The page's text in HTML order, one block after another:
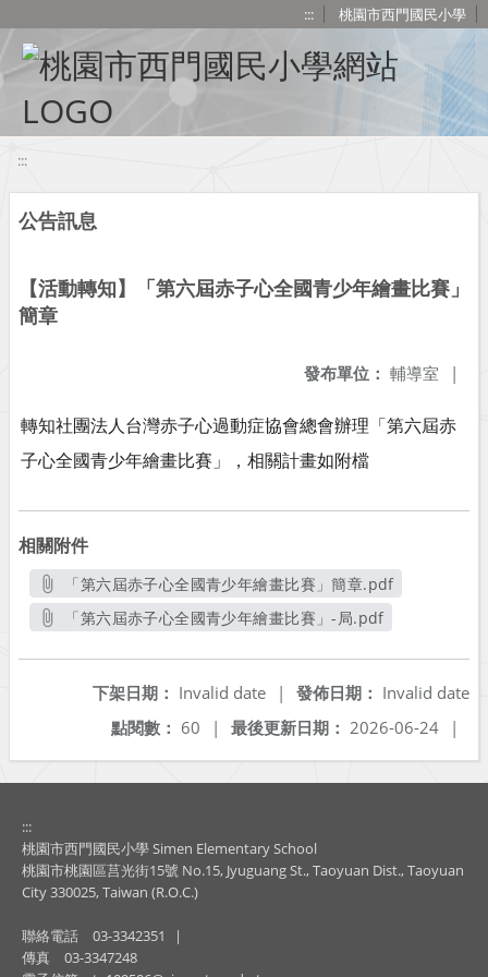
::: 桃園市西門國民小學
:::
公告訊息
【活動轉知】「第六屆赤子心全國青少年繪畫比賽」
簡章
發布單位： 輔導室 |
轉知社團法人台灣赤子心過動症協會總會辦理「第六屆赤
子心全國青少年繪畫比賽」，相關計畫如附檔
相關附件
「第六屆赤子心全國青少年繪畫比賽」簡章.pdf
另開新視窗
「第六屆赤子心全國青少年繪畫比賽」-局.pdf
發佈日期： Invalid date
下架日期： Invalid date
|
最後更新日期： 2026-06-24 |
點閱數： 60 |
:::
桃園市西門國民小學 Simen Elementary School
桃園市桃園區莒光街15號 No.15, Jyuguang St., Taoyuan Dist., Taoyuan
City 330025, Taiwan (R.O.C.)
聯絡電話 03-3342351
|
傳真
03-3347248